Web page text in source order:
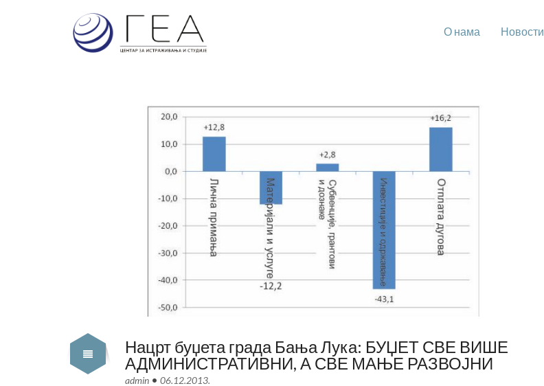
О нама Новости
Нацрт буџета града Бања Лука: БУЏЕТ СВЕ ВИШЕ
АДМИНИСТРАТИВНИ, А СВЕ МАЊЕ РАЗВОЈНИ
admin • 06.12.2013.